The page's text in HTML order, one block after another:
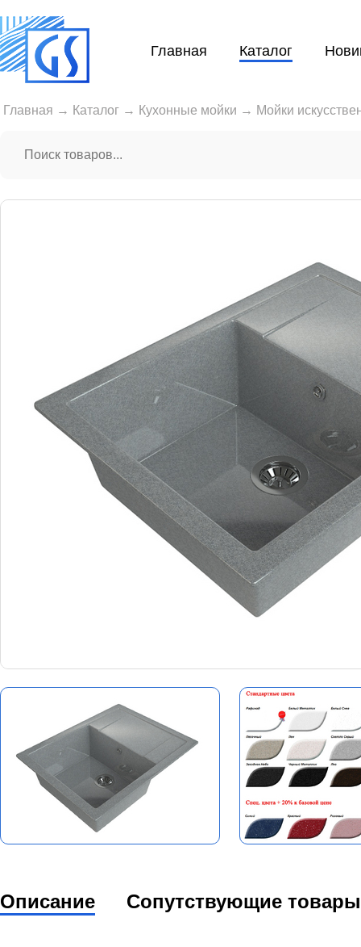
Главная Каталог
Главная → Каталог → Кухонные мойки → Мойки
Описание Сопутствующие товары